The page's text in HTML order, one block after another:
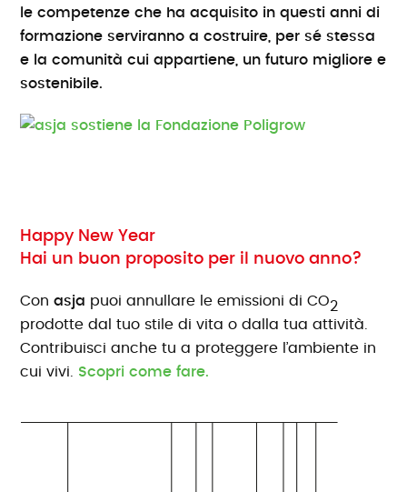
le competenze che ha acquisito in questi anni di
formazione serviranno a costruire, per sé stessa
e la comunità cui appartiene, un futuro migliore e
sostenibile.
Happy New Year
Hai un buon proposito per il nuovo anno?
Conasja puoi annullare le emissioni di CO2
prodotte dal tuo stile di vita o dalla tua attività.
Contribuisci anche tu a proteggere l’ambiente in
cui vivi. Scopri come fare.